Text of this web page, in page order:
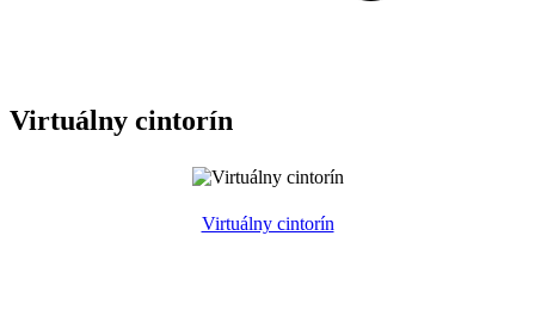
Virtuálny cintorín
Virtuálny cintorín